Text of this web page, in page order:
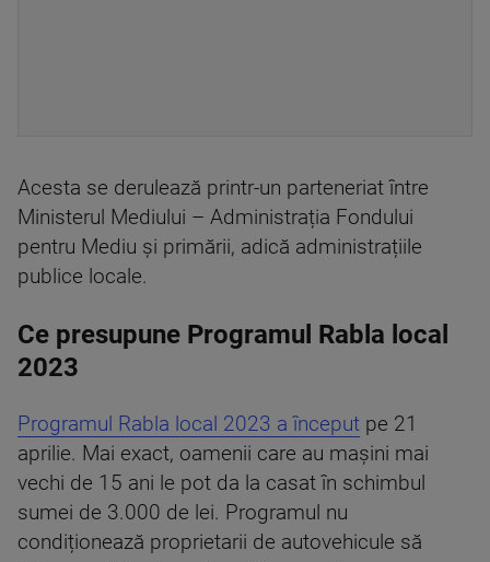
Acesta se derulează printr-un parteneriat între
Ministerul Mediului – Administrația Fondului
pentru Mediu și primării, adică administrațiile
publice locale.
Ce presupune Programul Rabla local
2023
Programul Rabla local 2023 a început pe 21
aprilie. Mai exact, oamenii care au mașini mai
vechi de 15 ani le pot da la casat în schimbul
sumei de 3.000 de lei. Programul nu
condiționează proprietarii de autovehicule să